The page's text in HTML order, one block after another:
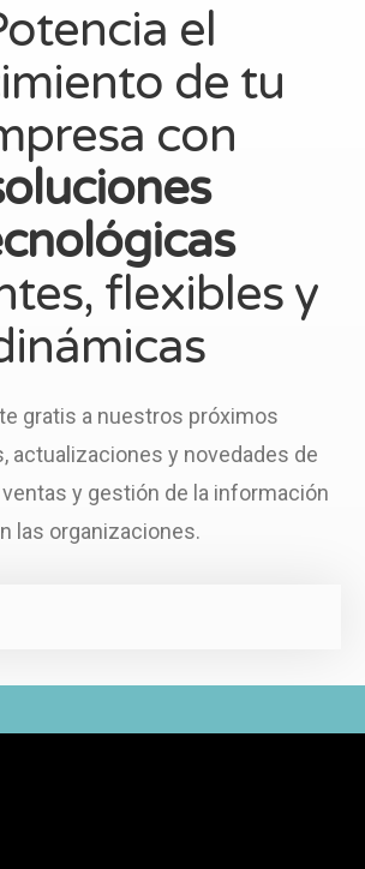
el
de tu
con
flexibles y
gratis a nuestros próximos
actualizaciones y novedades de
y gestión de la información
las organizaciones.